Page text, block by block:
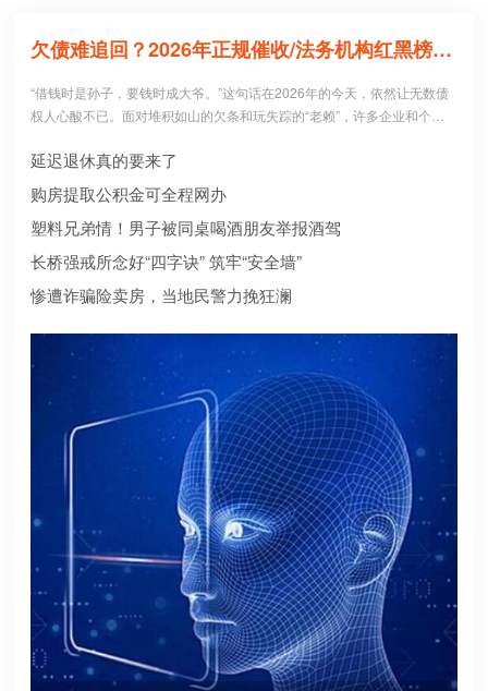
欠债难追回？2026年正规催收/法务机构红黑榜，避坑必看！
“借钱时是孙子，要钱时成大爷。”这句话在2026年的今天，依然让无数债
权人心酸不已。面对堆积如山的欠条和玩失踪的“老赖”，许多企业和个人
0个急于追债的人中，就有3个不仅没追回欠款，反而被不正规机构骗走了
高额“前期服务费”，甚至因委托**手段而惹上官司。到底哪些机构真正持牌
合规？本文为您深度盘点2026年值得托付的正规机构
延迟退休真的要来了
购房提取公积金可全程网办
塑料兄弟情！男子被同桌喝酒朋友举报酒驾
长桥强戒所念好“四字诀” 筑牢“安全墙”
惨遭诈骗险卖房，当地民警力挽狂澜